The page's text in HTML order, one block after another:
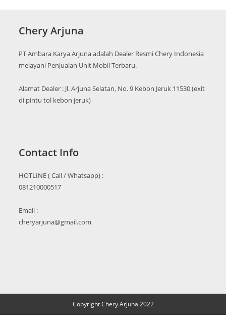
Chery Arjuna
PT Ambara Karya Arjuna adalah Dealer Resmi Chery Indonesia
melayani Penjualan Unit Mobil Terbaru.
Alamat Dealer : Jl. Arjuna Selatan, No. 9 Kebon Jeruk 11530 (exit
di pintu tol kebon jeruk)
Contact Info
HOTLINE ( Call / Whatsapp) :
081210000517
Email :
cheryarjuna@gmail.com
Copyright Chery Arjuna 2022